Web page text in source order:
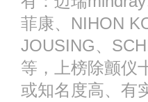
菲康、NIHON
JOUSING、
等，上榜除颤仪
或知名度高、有